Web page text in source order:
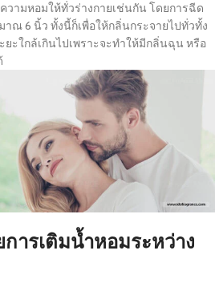
วามหอมให้ทั่วร่างกายเช่นกัน โดยการฉีด
ณ 6 นิ้ว ทั้งนี้ก็เพื่อให้กลิ่นกระจายไปทั่วทั้ง
ะใกล้เกินไปเพราะจะทำให้มีกลิ่นฉุน หรือ
ารเติมน้ำหอมระหว่าง